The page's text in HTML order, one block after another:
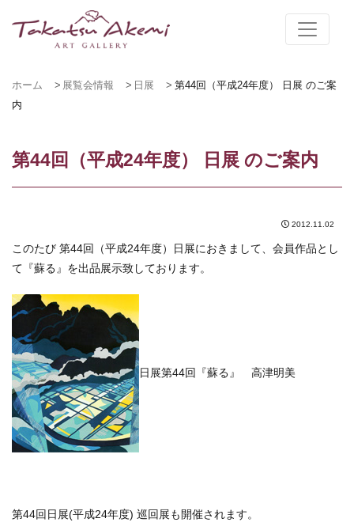
ホーム 展覧会情報 日展
第44回（平成24年度） 日展 のご案
内
第44回（平成24年度） 日展 のご案内
2012.11.02
このたび 第44回（平成24年度）日展におきまして、会員作品とし
て『蘇る』を出品展示致しております。
日展第44回『蘇る』 高津明美
第44回日展(平成24年度) 巡回展も開催されます。